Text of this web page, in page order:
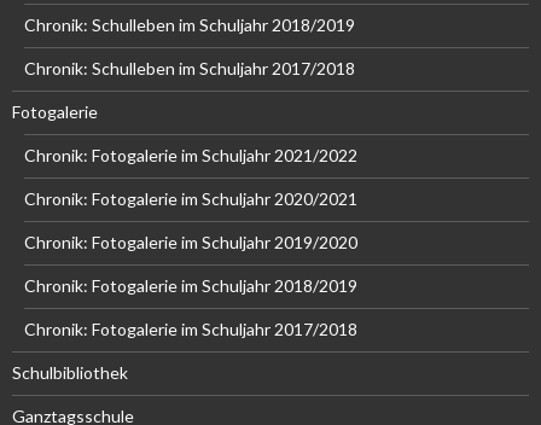
Chronik: Schulleben im Schuljahr 2018/2019
Chronik: Schulleben im Schuljahr 2017/2018
Fotogalerie
Chronik: Fotogalerie im Schuljahr 2021/2022
Chronik: Fotogalerie im Schuljahr 2020/2021
Chronik: Fotogalerie im Schuljahr 2019/2020
Chronik: Fotogalerie im Schuljahr 2018/2019
Chronik: Fotogalerie im Schuljahr 2017/2018
Schulbibliothek
Ganztagsschule